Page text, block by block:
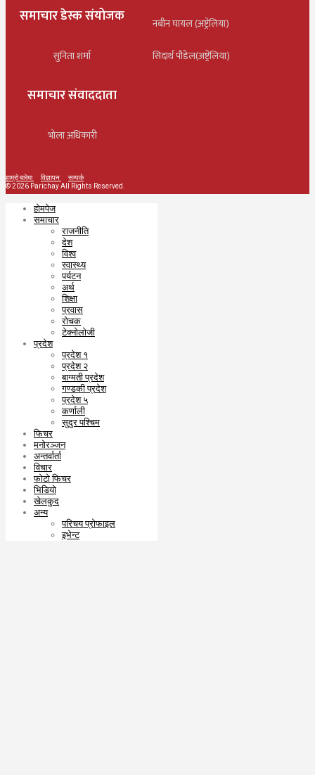
समाचार डेस्क संयोजक
सुनिता शर्मा
समाचार संवाददाता
भोला अधिकारी
नबीन घायल (अष्ट्रेलिया)
सिदार्थ पौडेल(अष्ट्रेलिया)
हाम्रो बारेमा विज्ञापन
सम्पर्क
© 2026 Parichay All Rights Reserved.
होमपेज
समाचार
राजनीति
देश
विश्व
स्वास्थ्य
पर्यटन
अर्थ
शिक्षा
प्रवास
रोचक
टेक्नोलोजी
प्रदेश
प्रदेश १
प्रदेश २
बाग्मती प्रदेश
गण्डकी प्रदेश
प्रदेश ५
कर्णाली
सुदुर पश्चिम
फिचर
मनोरञ्जन
अन्तर्वार्ता
विचार
फोटो फिचर
भिडियो
खेलकुद
अन्य
परिचय प्रोफाइल
इभेन्ट